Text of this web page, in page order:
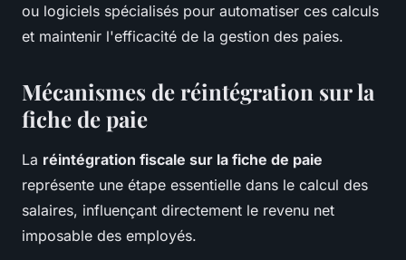
ou logiciels spécialisés pour automatiser ces calculs
et maintenir l'efficacité de la gestion des paies.
Mécanismes de réintégration sur la
fiche de paie
La réintégration fiscale sur la fiche de paie
représente une étape essentielle dans le calcul des
salaires, influençant directement le revenu net
imposable des employés.